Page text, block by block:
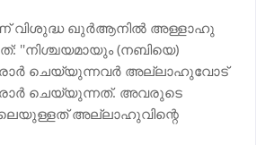
വിശുദ്ധ ഖുർആനിൽ അള്ളാഹു
''നിശ്ചയമായും (നബിയെ)
ചെയ്യുന്നവർ അല്ലാഹുവോട്
ചെയ്യുന്നത്. അവരുടെ
അല്ലാഹുവിന്റെ